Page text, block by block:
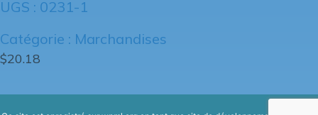
UGS : 0231-1
Catégorie : Marchandises
$20.18